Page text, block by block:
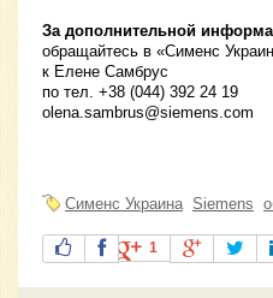
За дополнительной
обращайтесь в «Сименс
к Елене Самбрус
по тел. +38 (044) 392 24 19
olena.sambrus@siemens.com
Сименс Украина Siemens
1